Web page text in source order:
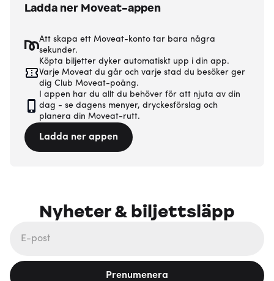
Ladda ner Moveat-appen
Att skapa ett Moveat-konto tar bara några
sekunder.
Köpta biljetter dyker automatiskt upp i din app.
Varje Moveat du går och varje stad du besöker ger
dig Club Moveat-poäng.
I appen har du allt du behöver för att njuta av din
dag - se dagens menyer, dryckesförslag och
planera din Moveat-rutt.
Ladda ner appen
Nyheter & biljettsläpp
Prenumenera